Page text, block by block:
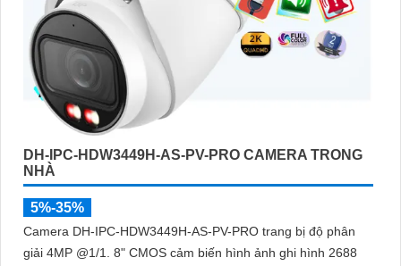
DH-IPC-HDW3449H-AS-PV-PRO CAMERA TRONG
NHÀ
5%-35%
Camera DH-IPC-HDW3449H-AS-PV-PRO trang bị độ phân
giải 4MP @1/1. 8" CMOS cảm biến hình ảnh ghi hình 2688